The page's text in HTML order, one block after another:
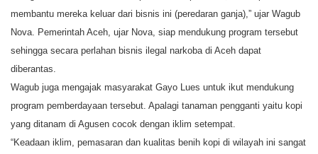
membantu mereka keluar dari bisnis ini (peredaran ganja),” ujar Wagub
Nova. Pemerintah Aceh, ujar Nova, siap mendukung program tersebut
sehingga secara perlahan bisnis ilegal narkoba di Aceh dapat
diberantas.
Wagub juga mengajak masyarakat Gayo Lues untuk ikut mendukung
program pemberdayaan tersebut. Apalagi tanaman pengganti yaitu kopi
yang ditanam di Agusen cocok dengan iklim setempat.
“Keadaan iklim, pemasaran dan kualitas benih kopi di wilayah ini sangat